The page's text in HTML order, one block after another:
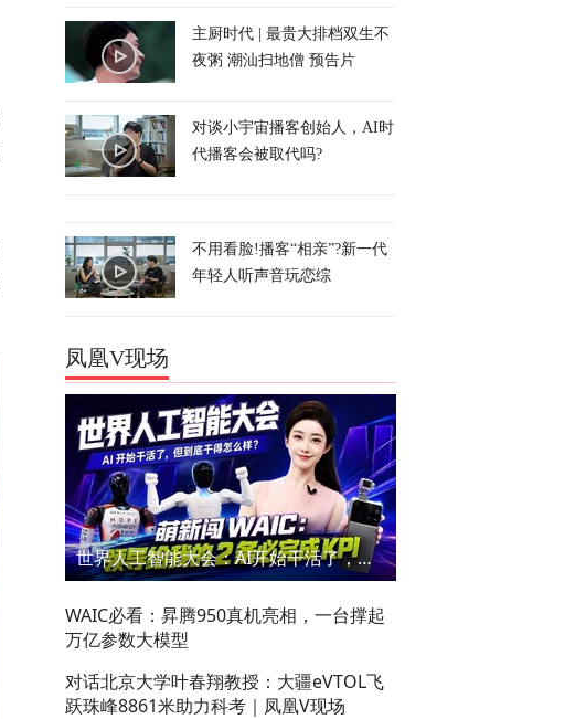
主厨时代 | 最贵大排档双生不
夜粥 潮汕扫地僧 预告片
对谈小宇宙播客创始人，AI时
代播客会被取代吗?
不用看脸!播客“相亲”?新一代
年轻人听声音玩恋综
凤凰V现场
世界人工智能大会：AI开始干活了，但到底干的怎么样？萌新闯WAIC
WAIC必看：昇腾950真机亮相，一台撑起
万亿参数大模型
对话北京大学叶春翔教授：大疆eVTOL飞
跃珠峰8861米助力科考｜凤凰V现场